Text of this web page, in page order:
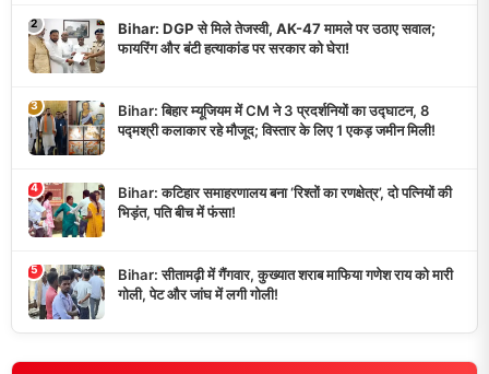
2
Bihar: DGP से मिले तेजस्वी, AK-47 मामले पर उठाए सवाल;
फायरिंग और बंटी हत्याकांड पर सरकार को घेरा!
3
Bihar: बिहार म्यूजियम में CM ने 3 प्रदर्शनियों का उद्घाटन, 8
पद्मश्री कलाकार रहे मौजूद; विस्तार के लिए 1 एकड़ जमीन मिली!
4
Bihar: कटिहार समाहरणालय बना ‘रिश्तों का रणक्षेत्र’, दो पत्नियों की
भिड़ंत, पति बीच में फंसा!
5
Bihar: सीतामढ़ी में गैंगवार, कुख्यात शराब माफिया गणेश राय को मारी
गोली, पेट और जांघ में लगी गोली!